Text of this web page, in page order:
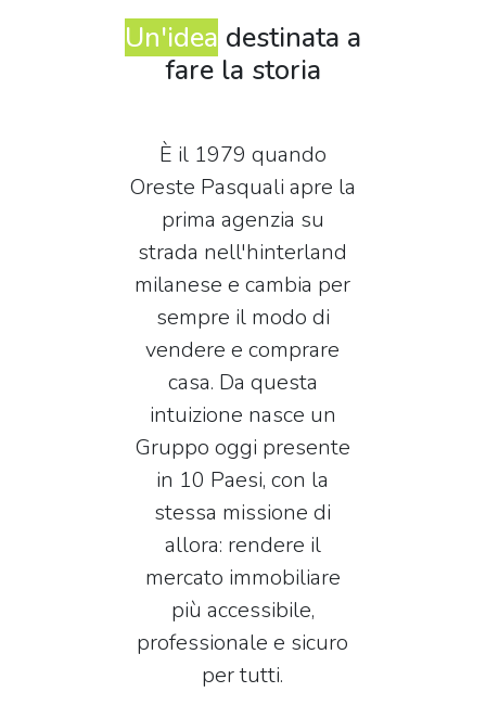
Un'idea destinata a
fare la storia
È il 1979 quando
Oreste Pasquali apre la
prima agenzia su
strada nell'hinterland
milanese e cambia per
sempre il modo di
vendere e comprare
casa. Da questa
intuizione nasce un
Gruppo oggi presente
in 10 Paesi, con la
stessa missione di
allora: rendere il
mercato immobiliare
più accessibile,
professionale e sicuro
per tutti.